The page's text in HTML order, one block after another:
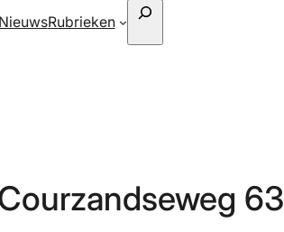
NieuwsRubrieken
Zoeken
63